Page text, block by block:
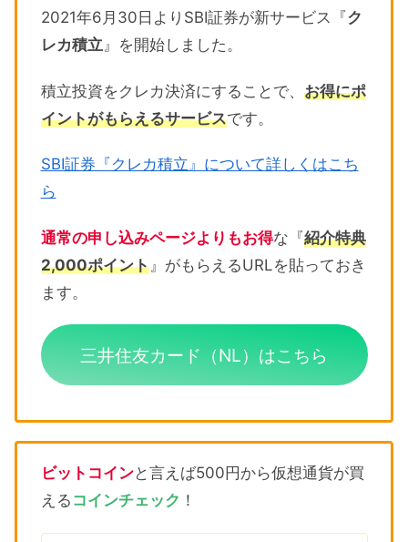
2021年6月30日よりSBI証券が新サービス『ク
レカ積立』を開始しました。
積立投資をクレカ決済にすることで、 お得にポ
イントがもらえるサービスです。
SBI証券『クレカ積立』について詳しくはこち
ら
通常の申し込みページよりもお得な『紹介特典
2,000ポイント』がもらえるURLを貼っておき
ます。
三井住友カード（NL）はこちら
ビットコインと言えば500円から仮想通貨が買
える コインチェック ！